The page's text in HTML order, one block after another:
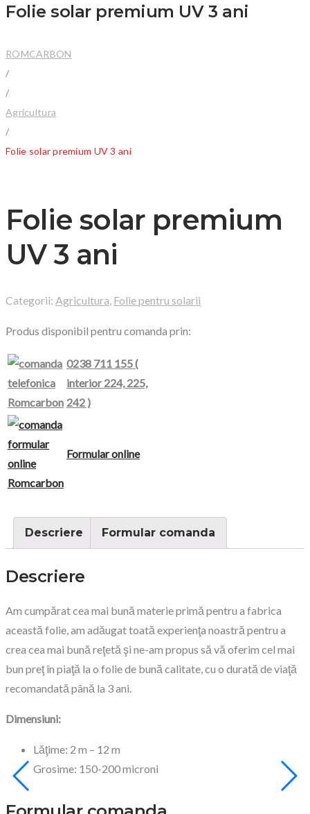
Folie solar premium UV 3 ani
ROMCARBON
/
/
Agricultura
/
Folie solar premium UV 3 ani
Folie solar premium
UV 3 ani
Categorii: Agricultura Folie pentru solarii
Produs disponibil pentru comanda prin:
0238 711 155 (
interior 224, 225,
242 )
Formular online
Descriere Formular comanda
Descriere
Am cumpărat cea mai bună materie primă pentru a fabrica
această folie, am adăugat toată experienţa noastră pentru a
crea cea mai bună reţetă şi ne-am propus să vă oferim cel mai
bun preţ în piaţă la o folie de bună calitate, cu o durată de viaţă
recomandată până la 3 ani.
Dimensiuni:
Lăţime: 2 m – 12 m
Grosime: 150-200 microni